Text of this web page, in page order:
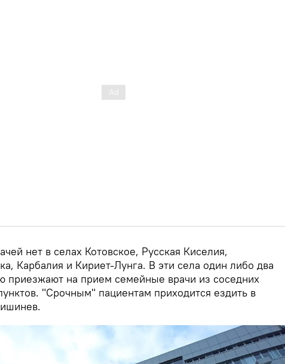
нет в селах Котовское, Русская Киселия,
Карбалия и Кириет-Лунга. В эти села один либо два
приезжают на прием семейные врачи из соседних
"Срочным" пациентам приходится ездить в